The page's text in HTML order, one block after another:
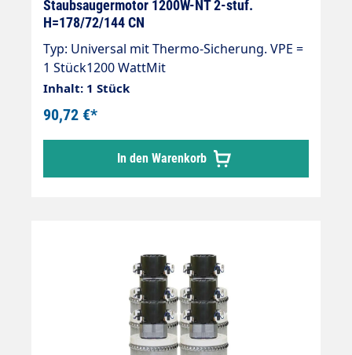
Staubsaugermotor 1200W-NT 2-stuf.
H=178/72/144 CN
Typ: Universal mit Thermo-Sicherung. VPE =
1 Stück1200 WattMit
ThermosicherungGesamthöhe: 178
mmTurbinenhöhe: 72 mmDurchmesser: 144
mm2-stufig230 V / 50 Hz.Typ: UniversalKabel
beigelegtDoppelt kugelgelagertDoppelte
IsolierungIsolierungsklasse "B"
Inhalt: 1 Stück
90,72 €*
In den Warenkorb